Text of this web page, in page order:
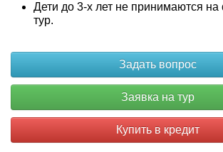
Дети до 3-х лет не принимаются на
тур.
Купить в кредит